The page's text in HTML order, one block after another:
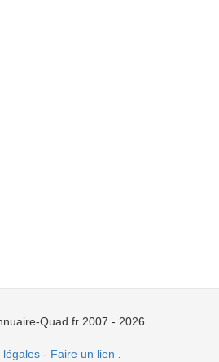
Quad.fr 2007 - 2026
légales- Faire un lien